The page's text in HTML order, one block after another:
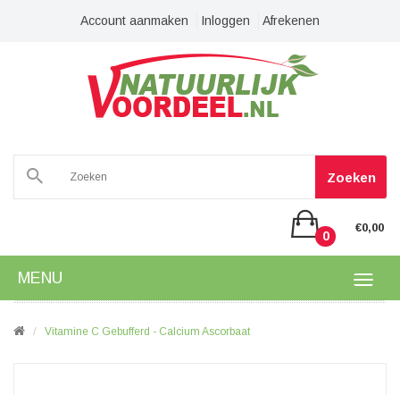
Account aanmaken Inloggen Afrekenen
Zoeken
0
€0,00
MENU
Vitamine C Gebufferd - Calcium Ascorbaat